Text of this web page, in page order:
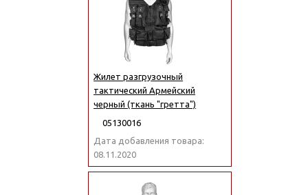
Жилет разгрузочный
тактический Армейский
черный (ткань "гретта")
05130016
Дата добавления товара:
08.11.2020